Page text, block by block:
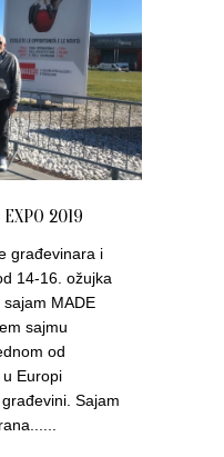
2019
građevinara i
14-16. ožujka
MADE
sajmu
od
Europi
Sajam